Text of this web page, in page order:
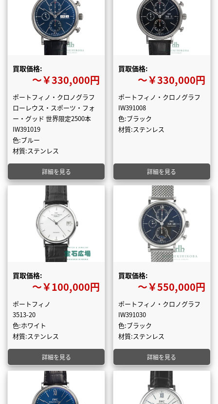
買取価格:
〜￥330,000円
ポートフィノ・クロノグラフ
ローレウス・スポーツ・フォ
ー・グッド 世界限定2500本
IW391019
色:ブルー
材質:ステンレス
詳細を見る
買取価格:
〜￥330,000円
ポートフィノ・クロノグラフ
IW391008
色:ブラック
材質:ステンレス
詳細を見る
買取価格:
〜￥100,000円
ポートフィノ
3513-20
色:ホワイト
材質:ステンレス
詳細を見る
買取価格:
〜￥550,000円
ポートフィノ・クロノグラフ
IW391030
色:ブラック
材質:ステンレス
詳細を見る